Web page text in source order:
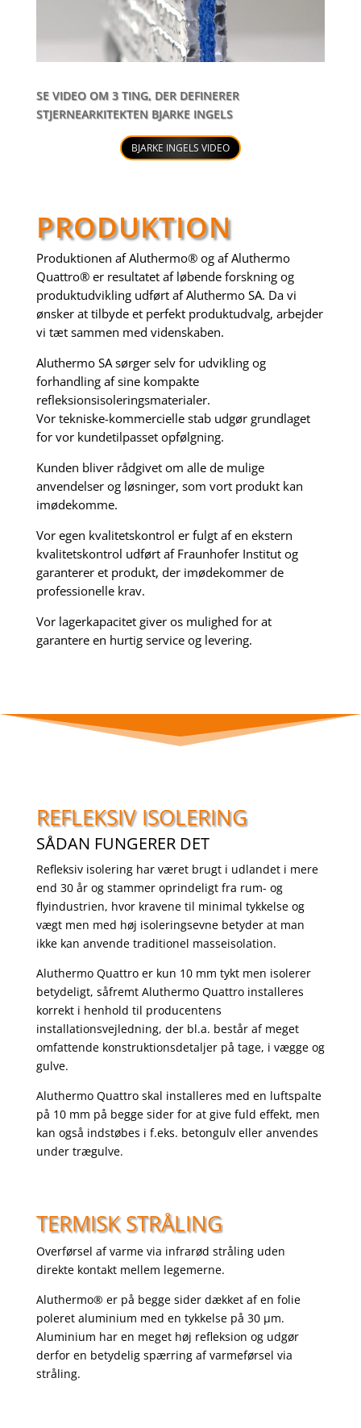
SE VIDEO OM 3 TING, DER DEFINERER
STJERNEARKITEKTEN BJARKE INGELS
BJARKE INGELS VIDEO
PRODUKTION
Produktionen af Aluthermo® og af Aluthermo
Quattro® er resultatet af løbende forskning og
produktudvikling udført af Aluthermo SA. Da vi
ønsker at tilbyde et perfekt produktudvalg, arbejder
vi tæt sammen med videnskaben.
Aluthermo SA sørger selv for udvikling og
forhandling af sine kompakte
refleksionsisoleringsmaterialer.
Vor tekniske-kommercielle stab udgør grundlaget
for vor kundetilpasset opfølgning.
Kunden bliver rådgivet om alle de mulige
anvendelser og løsninger, som vort produkt kan
imødekomme.
Vor egen kvalitetskontrol er fulgt af en ekstern
kvalitetskontrol udført af Fraunhofer Institut og
garanterer et produkt, der imødekommer de
professionelle krav.
Vor lagerkapacitet giver os mulighed for at
garantere en hurtig service og levering.
REFLEKSIV ISOLERING
SÅDAN FUNGERER DET
Refleksiv isolering har været brugt i udlandet i mere
end 30 år og stammer oprindeligt fra rum- og
flyindustrien, hvor kravene til minimal tykkelse og
vægt men med høj isoleringsevne betyder at man
ikke kan anvende traditionel masseisolation.
Aluthermo Quattro er kun 10 mm tykt men isolerer
betydeligt, såfremt Aluthermo Quattro installeres
korrekt i henhold til producentens
installationsvejledning, der bl.a. består af meget
omfattende konstruktionsdetaljer på tage, i vægge og
gulve.
Aluthermo Quattro skal installeres med en luftspalte
på 10 mm på begge sider for at give fuld effekt, men
kan også indstøbes i f.eks. betongulv eller anvendes
under trægulve.
TERMISK STRÅLING
Overførsel af varme via infrarød stråling uden
direkte kontakt mellem legemerne.
Aluthermo® er på begge sider dækket af en folie
poleret aluminium med en tykkelse på 30 µm.
Aluminium har en meget høj refleksion og udgør
derfor en betydelig spærring af varmeførsel via
stråling.